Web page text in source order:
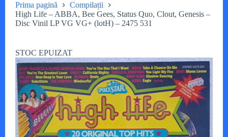
Prima pagină
Compilații
High Life – ABBA, Bee Gees, Status Quo, Clout, Genesis –
Disc Vinil LP VG VG+ (lotH) – 2475 531
STOC EPUIZAT